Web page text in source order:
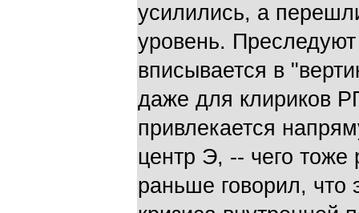
усилились, а
уровень.
вписывается в
даже для клириков
привлекается
центр Э, -- чего
раньше говорил, что